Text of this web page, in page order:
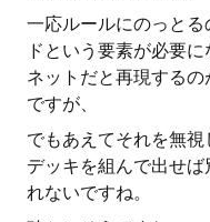
一応ルールにのっと
ドという要素が必要
ネットだと再現する
ですが、
でもあえてそれを無
デッキを組んで出せ
れないですね。